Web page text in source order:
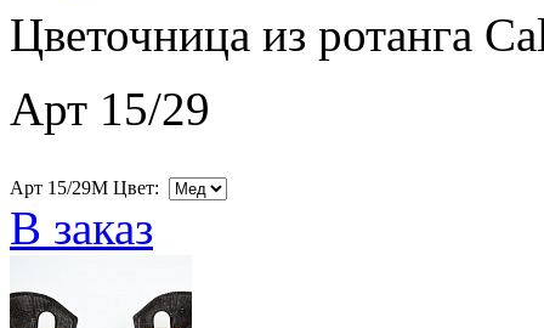
Цветочница из ротанга
Арт 15/29
Арт 15/29M Цвет:
В заказ